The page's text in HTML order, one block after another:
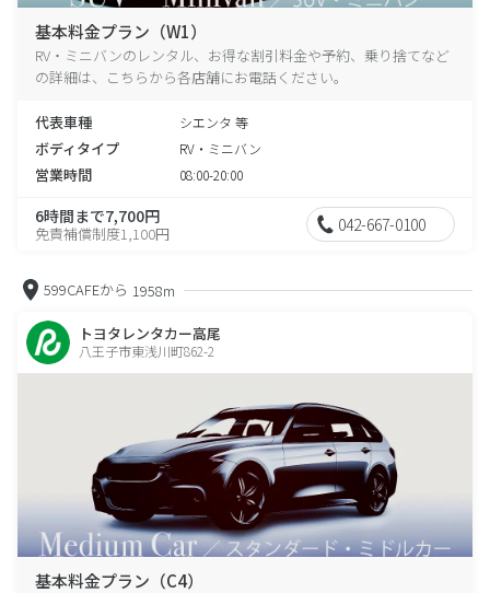
基本料金プラン（W1）
RV・ミニバンのレンタル、お得な割引料金や予約、乗り捨てなど
の詳細は、こちらから各店舗にお電話ください。
代表車種 シエンタ 等
ボディタイプ RV・ミニバン
営業時間 08:00-20:00
6時間まで7,700円
免責補償制度1,100円 042-667-0100
599CAFEから 1958m
トヨタレンタカー高尾
八王子市東浅川町862-2
基本料金プラン（C4）